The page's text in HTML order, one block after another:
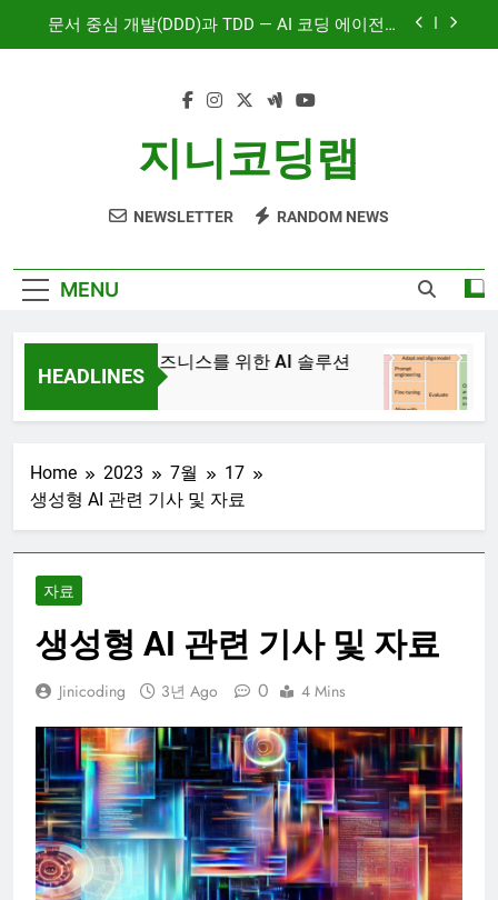
문서 중심 개발(DDD)과 TDD — AI 코딩 에이전트
보여주는 시대
혼자서도 10명 팀처럼 개발하기: Claude Code 서
문서 중심 개발(DDD)과 TDD — AI 코딩 에이전트
AI와 함께하는 CMS 이야기
지니코딩랩
NEWSLETTER RANDOM NEWS
MENU
HEADLINES
JiniAI – 비즈니스를 위한 AI 솔루션
3년 Ago
Home 2023 7월
17
생성형 AI 관련 기사 및 자료
자료
생성형 AI 관련 기사 및 자료
Jinicoding 3년 Ago 0 4 Mins